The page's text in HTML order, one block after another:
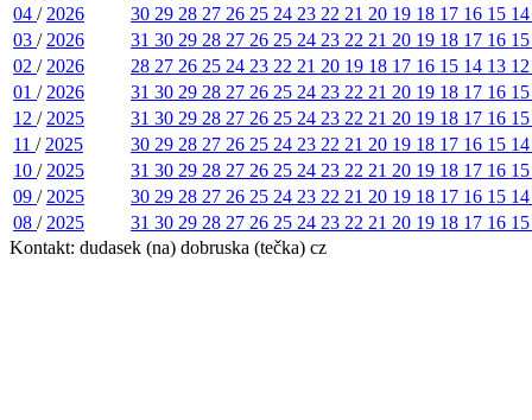
04 / 2026 30 29 28 27 26 25 24 23 22 21 20 19 18 17 16 15
03 / 2026 31 30 29 28 27 26 25 24 23 22 21 20 19 18 17 16
02 / 2026 28 27 26 25 24 23 22 21 20 19 18 17 16 15 14 13
01 / 2026 31 30 29 28 27 26 25 24 23 22 21 20 19 18 17 16
12 / 2025 31 30 29 28 27 26 25 24 23 22 21 20 19 18 17 16
11 / 2025 30 29 28 27 26 25 24 23 22 21 20 19 18 17 16 15
10 / 2025 31 30 29 28 27 26 25 24 23 22 21 20 19 18 17 16
09 / 2025 30 29 28 27 26 25 24 23 22 21 20 19 18 17 16 15
08 / 2025 31 30 29 28 27 26 25 24 23 22 21 20 19 18 17 16
Kontakt: dudasek (na) dobruska (tečka) cz